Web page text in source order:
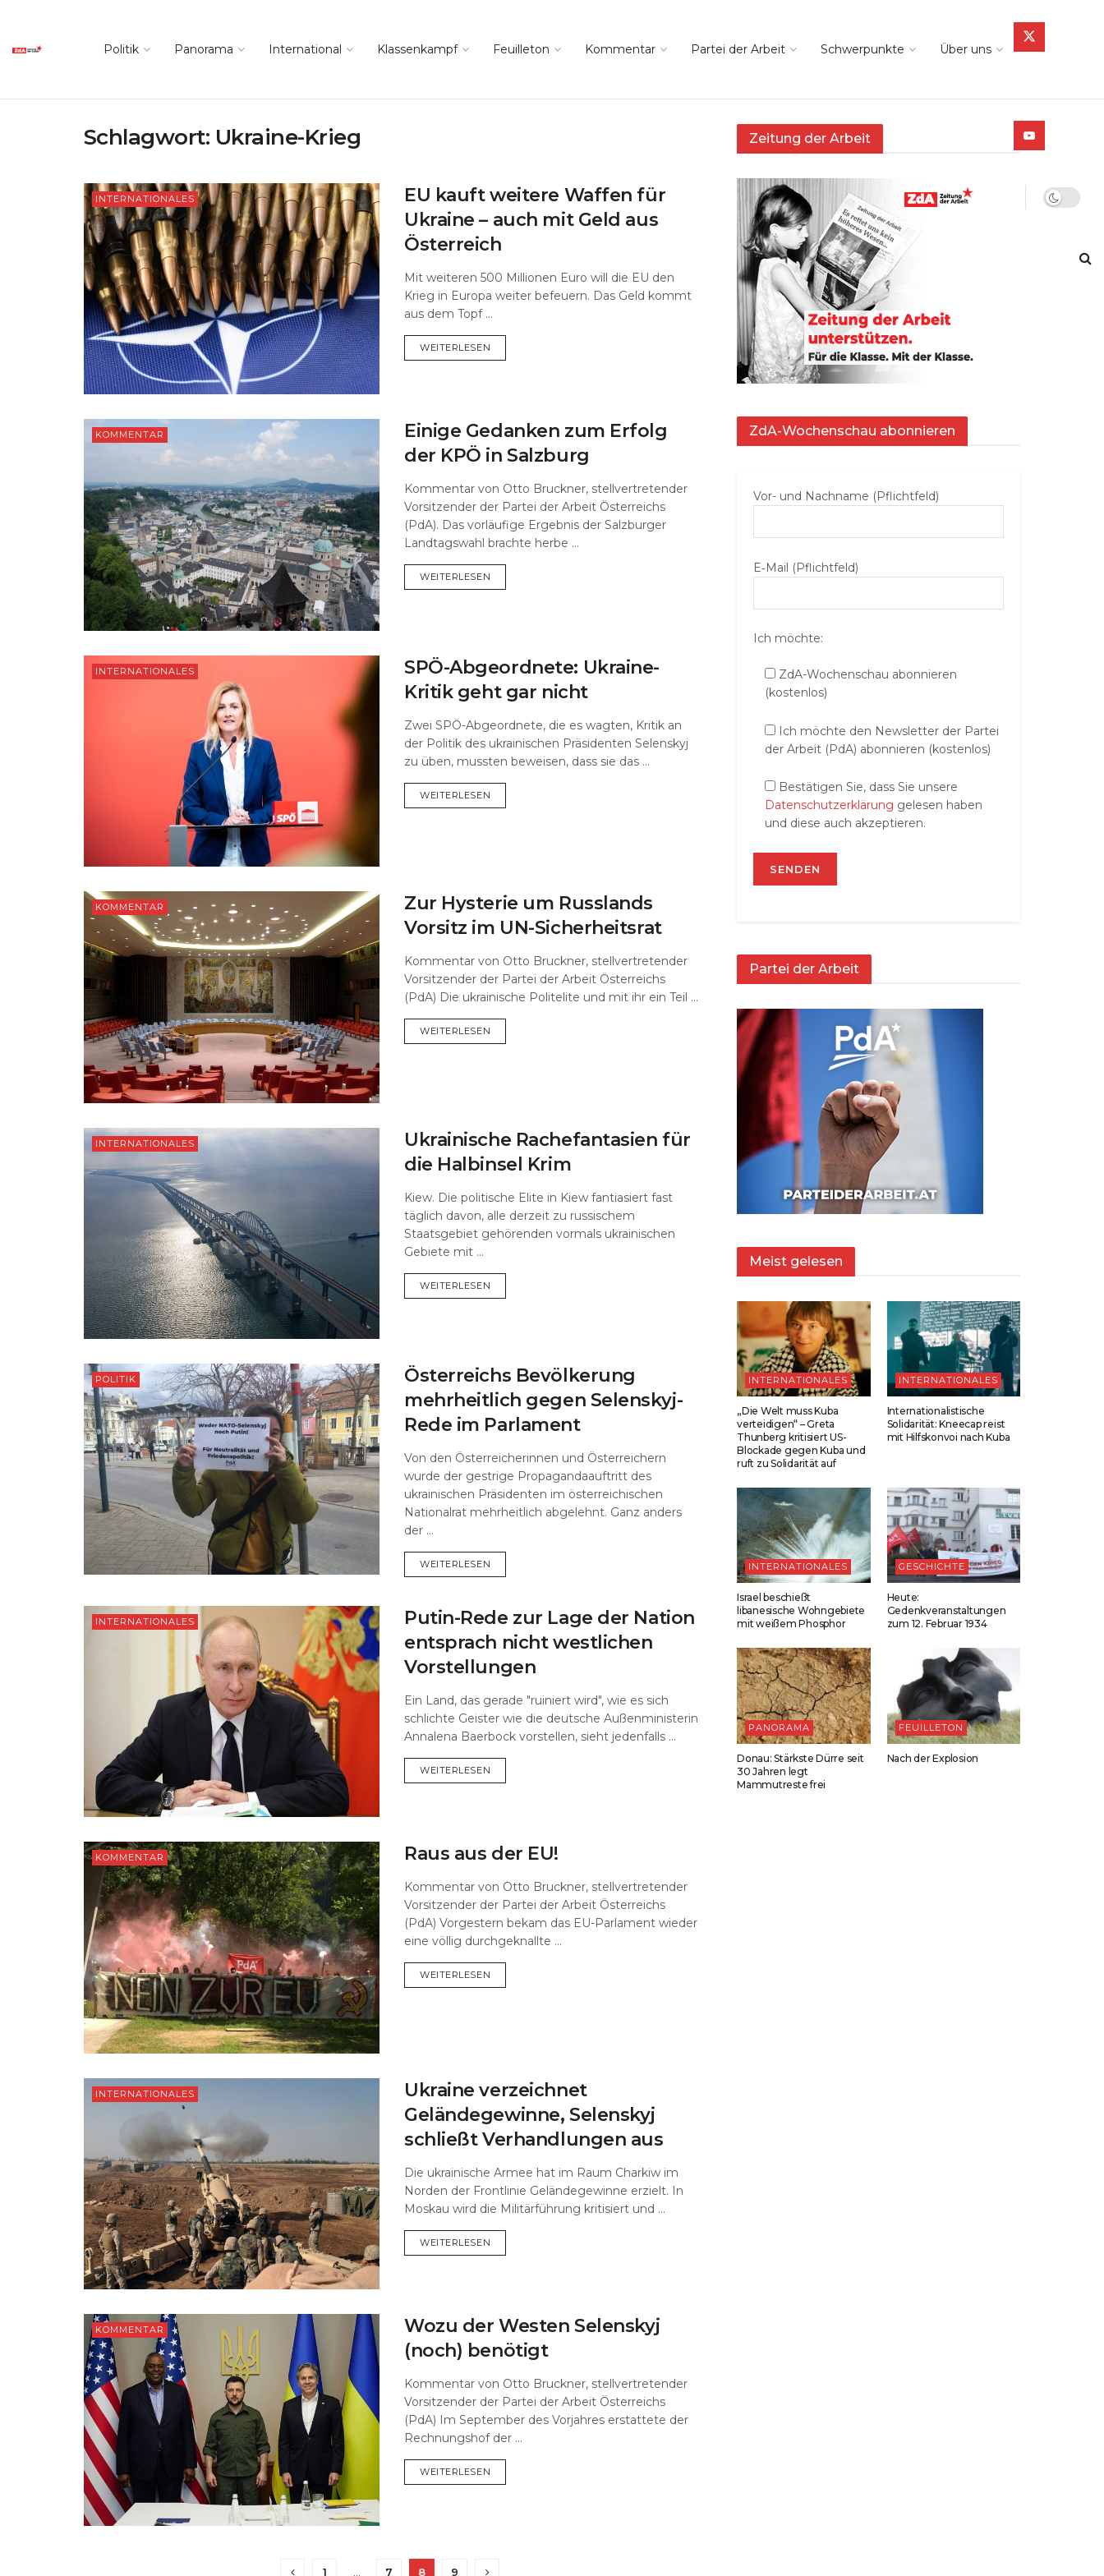
Politik Panorama International Klassenkampf Feuilleton Kommentar Partei der Arbeit Schwerpunkte Über uns
Schlagwort: Ukraine-Krieg
INTERNATIONALES
EU kauft weitere Waffen für
Ukraine – auch mit Geld aus
Österreich
Mit weiteren 500 Millionen Euro will die EU den
Krieg in Europa weiter befeuern. Das Geld kommt
aus dem Topf ...
WEITERLESEN
KOMMENTAR
Einige Gedanken zum Erfolg
der KPÖ in Salzburg
Kommentar von Otto Bruckner, stellvertretender
Vorsitzender der Partei der Arbeit Österreichs
(PdA). Das vorläufige Ergebnis der Salzburger
Landtagswahl brachte herbe ...
WEITERLESEN
INTERNATIONALES
SPÖ-Abgeordnete: Ukraine-
Kritik geht gar nicht
Zwei SPÖ-Abgeordnete, die es wagten, Kritik an
der Politik des ukrainischen Präsidenten Selenskyj
zu üben, mussten beweisen, dass sie das ...
WEITERLESEN
KOMMENTAR
Zur Hysterie um Russlands
Vorsitz im UN-Sicherheitsrat
Kommentar von Otto Bruckner, stellvertretender
Vorsitzender der Partei der Arbeit Österreichs
(PdA) Die ukrainische Politelite und mit ihr ein Teil ...
WEITERLESEN
INTERNATIONALES
Ukrainische Rachefantasien für
die Halbinsel Krim
Kiew. Die politische Elite in Kiew fantiasiert fast
täglich davon, alle derzeit zu russischem
Staatsgebiet gehörenden vormals ukrainischen
Gebiete mit ...
WEITERLESEN
POLITIK
Österreichs Bevölkerung
mehrheitlich gegen Selenskyj-
Rede im Parlament
Von den Österreicherinnen und Österreichern
wurde der gestrige Propagandaauftritt des
ukrainischen Präsidenten im österreichischen
Nationalrat mehrheitlich abgelehnt. Ganz anders
der ...
WEITERLESEN
INTERNATIONALES
Putin-Rede zur Lage der Nation
entsprach nicht westlichen
Vorstellungen
Ein Land, das gerade "ruiniert wird", wie es sich
schlichte Geister wie die deutsche Außenministerin
Annalena Baerbock vorstellen, sieht jedenfalls ...
WEITERLESEN
KOMMENTAR Raus aus der EU!
Kommentar von Otto Bruckner, stellvertretender
Vorsitzender der Partei der Arbeit Österreichs
(PdA) Vorgestern bekam das EU-Parlament wieder
eine völlig durchgeknallte ...
WEITERLESEN
INTERNATIONALES
Ukraine verzeichnet
Geländegewinne, Selenskyj
schließt Verhandlungen aus
Die ukrainische Armee hat im Raum Charkiw im
Norden der Frontlinie Geländegewinne erzielt. In
Moskau wird die Militärführung kritisiert und ...
WEITERLESEN
KOMMENTAR
Wozu der Westen Selenskyj
(noch) benötigt
Kommentar von Otto Bruckner, stellvertretender
Vorsitzender der Partei der Arbeit Österreichs
(PdA) Im September des Vorjahres erstattete der
Rechnungshof der ...
WEITERLESEN
1 7 8 9
Zeitung der Arbeit
ZdA-Wochenschau abonnieren
Vor- und Nachname (Pflichtfeld)
E‑Mail (Pflichtfeld)
Ich möchte:
ZdA-Wochenschau abonnieren
(kostenlos)
Ich möchte den Newsletter der Partei
der Arbeit (PdA) abonnieren (kostenlos)
Bestätigen Sie, dass Sie unsere
Datenschutzerklärung gelesen haben
und diese auch akzeptieren.
Partei der Arbeit
Meist gelesen
INTERNATIONALES
„Die Welt muss Kuba
verteidigen“ – Greta
Thunberg kritisiert US-
Blockade gegen Kuba und
ruft zu Solidarität auf
INTERNATIONALES
Internationalistische
Solidarität: Kneecap reist
mit Hilfskonvoi nach Kuba
INTERNATIONALES
Israel beschießt
libanesische Wohngebiete
mit weißem Phosphor
GESCHICHTE
Heute:
Gedenkveranstaltungen
zum 12. Februar 1934
PANORAMA
Donau: Stärkste Dürre seit
30 Jahren legt
Mammutreste frei
FEUILLETON
Nach der Explosion